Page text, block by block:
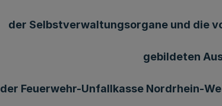
der Selbstverwaltungsorgane und die
gebildeten
der Feuerwehr-Unfallkasse Nordrhein-